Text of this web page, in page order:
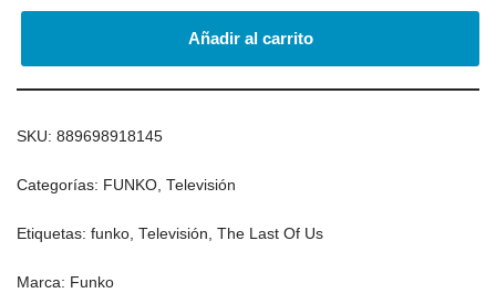
Añadir al carrito
SKU: 889698918145
Categorías: FUNKO, Televisión
Etiquetas: funko, Televisión, The Last Of Us
Marca: Funko